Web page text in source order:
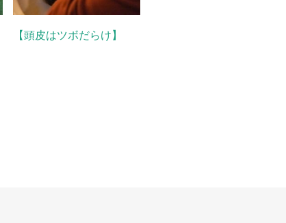
【頭皮はツボだらけ】